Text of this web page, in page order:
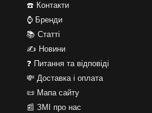
☎️ Контакти
⌚ Бренди
📚 Статті
✍ Новини
❓ Питання та відповіді
💸 Доставка і оплата
📜 Мапа сайту
📰 ЗМІ про нас